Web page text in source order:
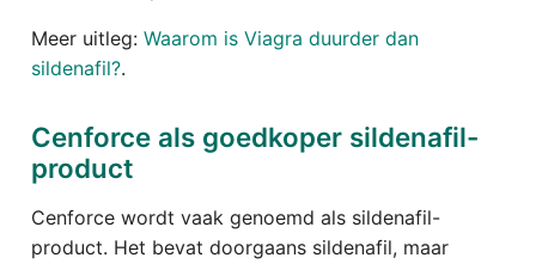
Meer uitleg: Waarom is Viagra duurder dan
sildenafil?.
Cenforce als goedkoper sildenafil-
product
Cenforce wordt vaak genoemd als sildenafil-
product. Het bevat doorgaans sildenafil, maar